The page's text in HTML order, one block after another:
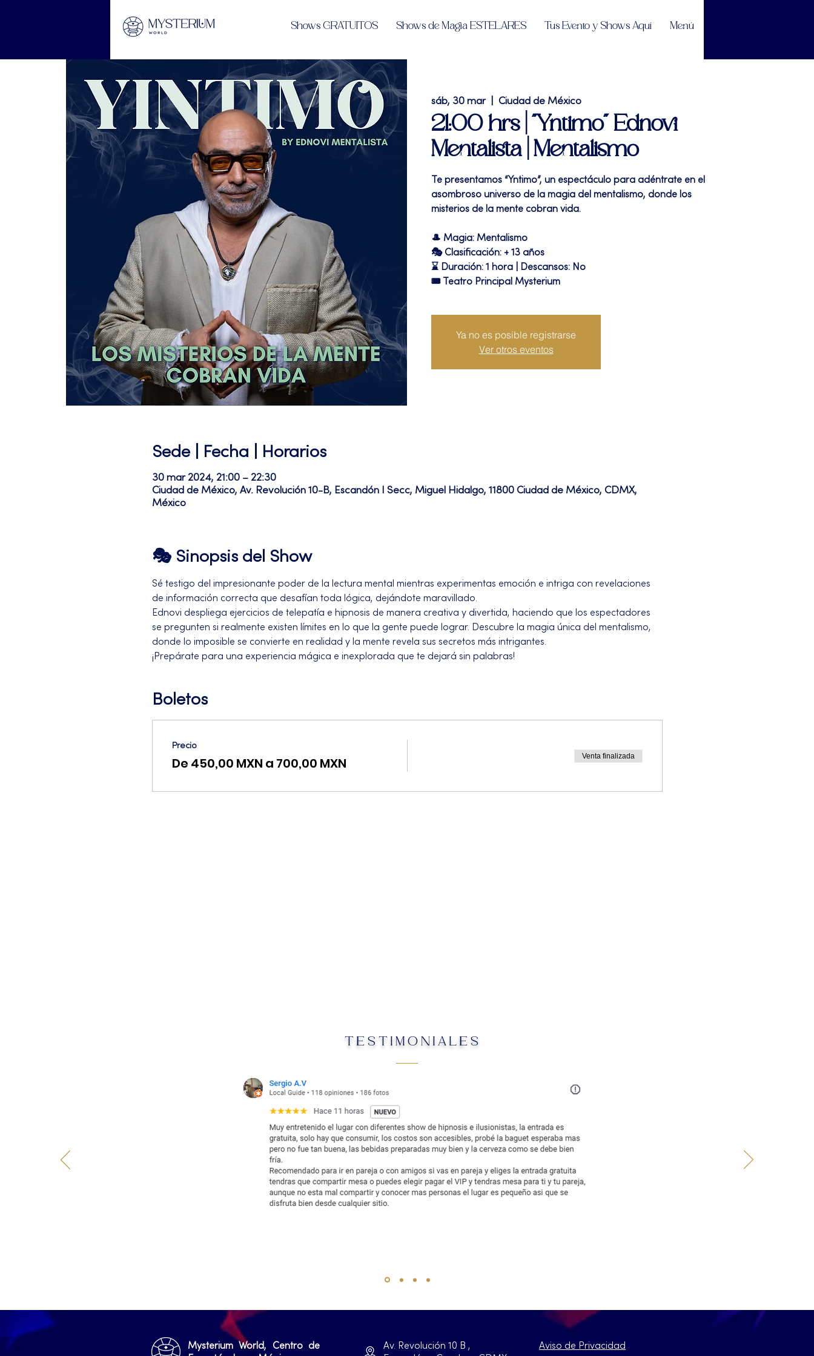
Shows GRATUITOS Shows de Magia ESTELARES Tus Evento y Shows Aquí Menú
sáb, 30 mar
  |
Ciudad de México
21:00 hrs | "Yntimo" Ednovi
Mentalista | Mentalismo
Te presentamos “Yntimo”, un espectáculo para adéntrate en el
asombroso universo de la magia del mentalismo, donde los
misterios de la mente cobran vida.
🎩 Magia: Mentalismo
🎭 Clasificación: + 13 años
⌛ Duración: 1 hora | Descansos: No
🎟 Teatro Principal Mysterium
Ya no es posible registrarse
Ver otros eventos
Sede | Fecha | Horarios
30 mar 2024, 21:00 – 22:30
Ciudad de México, Av. Revolución 10-B, Escandón I Secc, Miguel Hidalgo, 11800 Ciudad de México, CDMX,
México
🎭 Sinopsis del Show
Sé testigo del impresionante poder de la lectura mental mientras experimentas emoción e intriga con revelaciones
de información correcta que desafían toda lógica, dejándote maravillado.
Ednovi despliega ejercicios de telepatía e hipnosis de manera creativa y divertida, haciendo que los espectadores
se pregunten si realmente existen límites en lo que la gente puede lograr. Descubre la magia única del mentalismo,
donde lo imposible se convierte en realidad y la mente revela sus secretos más intrigantes.
¡Prepárate para una experiencia mágica e inexplorada que te dejará sin palabras!
Boletos
Precio
De 450,00 MXN a 700,00 MXN Venta finalizada
TESTIMONIALES
Mysterium World, Centro de
Av. Revolución 10 B ,
Aviso de Privacidad